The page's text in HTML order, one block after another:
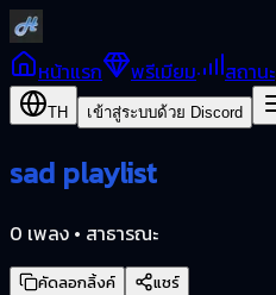
หน้าแรก พรีเมียม สถานะ
TH เข้าสู่ระบบด้วย Discord
sad playlist
0 เพลง • สาธารณะ
คัดลอกลิ้งค์ แชร์